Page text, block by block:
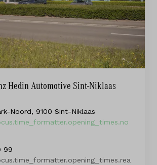
Hedin Automotive Sint-Niklaas
Noord, 9100 Sint-Niklaas
99